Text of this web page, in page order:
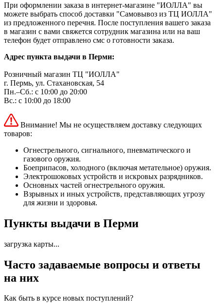
При оформлении заказа в интернет-магазине "ИОЛЛА" вы
можете выбрать способ доставки "Самовывоз из ТЦ ИОЛЛА"
из предложенного перечня. После поступления вашего заказа
в магазин с вами свяжется сотрудник магазина или на ваш
телефон будет отправлено смс о готовности заказа.
Адрес пункта выдачи в Перми:
Розничный магазин ТЦ "ИОЛЛА"
г. Пермь, ул. Стахановская, 54
Пн.–Сб.: с 10:00 до 20:00
Вс.: с 10:00 до 18:00
Внимание! Мы не осуществляем доставку следующих
товаров:
Огнестрельного, сигнального, пневматического и
газового оружия.
Боеприпасов, холодного (включая метательное) оружия.
Электрошоковых устройств и искровых разрядников.
Основных частей огнестрельного оружия.
Взрывных и иных устройств, представляющих угрозу
для жизни и здоровья.
Пункты выдачи в Перми
загрузка карты...
Часто задаваемые вопросы и ответы
на них
Как быть в курсе новых поступлений?